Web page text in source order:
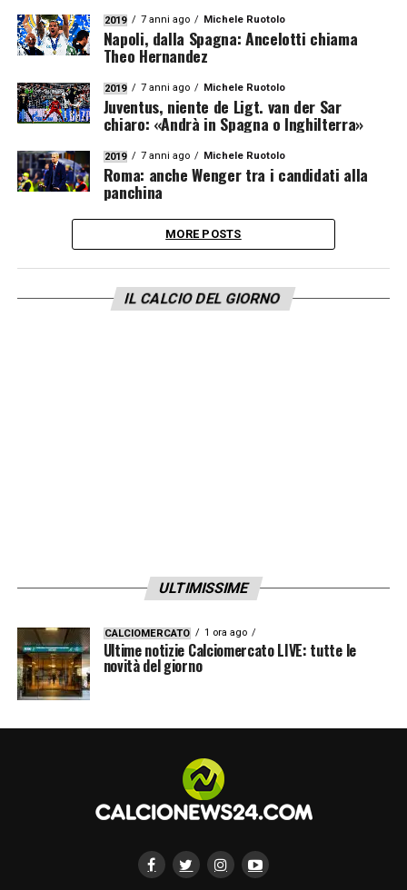
2019 7 anni ago Michele Ruotolo
Napoli, dalla Spagna: Ancelotti chiama
Theo Hernandez
2019 7 anni ago Michele Ruotolo
Juventus, niente de Ligt. van der Sar
chiaro: «Andrà in Spagna o Inghilterra»
2019 7 anni ago Michele Ruotolo
Roma: anche Wenger tra i candidati alla
panchina
MORE POSTS
IL CALCIO DEL GIORNO
ULTIMISSIME
CALCIOMERCATO 1 ora ago
Ultime notizie Calciomercato LIVE: tutte le
novità del giorno